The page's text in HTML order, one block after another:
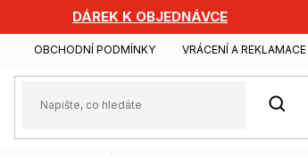
DÁREK K OBJEDNÁVCE
OBCHODNÍ PODMÍNKY VRÁCENÍ A REKLAMACE
HLEDAT